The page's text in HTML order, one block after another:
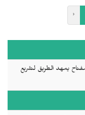
‹
يمهد الطريق لتشريع